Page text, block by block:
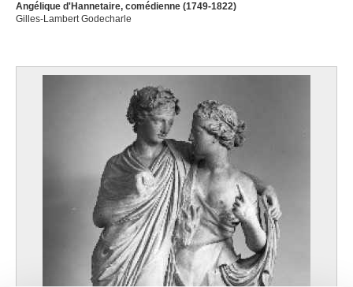
Angélique d'Hannetaire, comédienne (1749-1822)
Gilles-Lambert Godecharle